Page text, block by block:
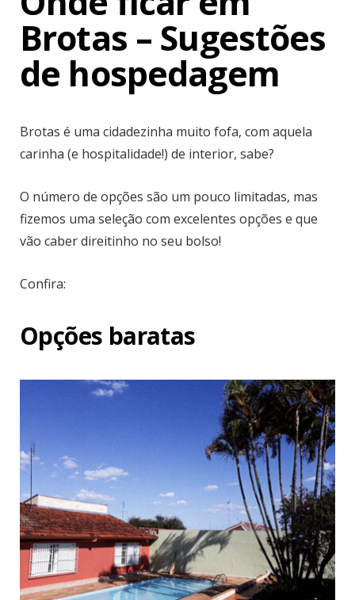
Brotas – Sugestões
de hospedagem
Brotas é uma cidadezinha muito fofa, com aquela
carinha (e hospitalidade!) de interior, sabe?
O número de opções são um pouco limitadas, mas
fizemos uma seleção com excelentes opções e que
vão caber direitinho no seu bolso!
Confira:
Opções baratas